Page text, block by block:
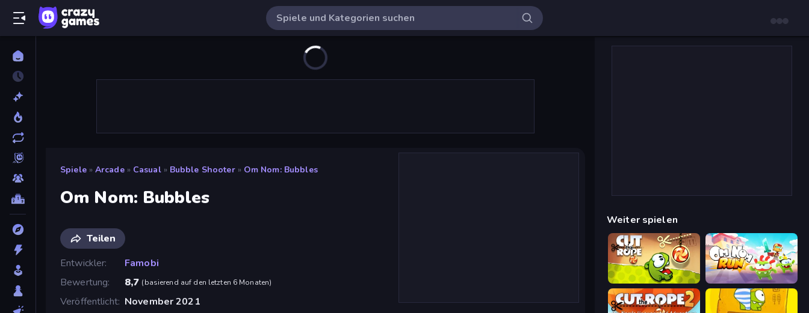
Spiele » Arcade » Casual » Bubble Shooter » Om Nom: Bubbles
Om Nom: Bubbles
Teilen
Entwickler
Famobi
Bewertung
8,7 (basierend auf den letzten 6 Monaten)
Veröffentlicht November 2021
Weiter spielen
Cut the Rope Om Nom: Run